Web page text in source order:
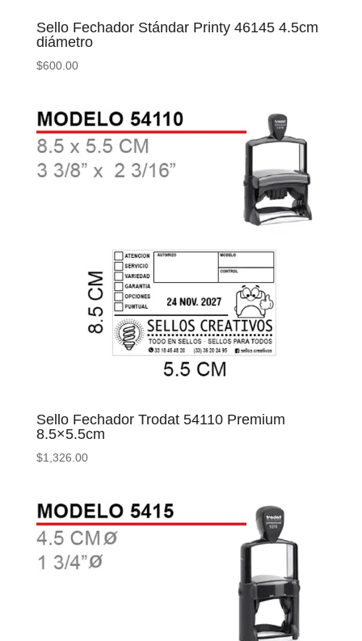
Sello Fechador Stándar Printy 46145 4.5cm
diámetro
$600.00
Sello Fechador Trodat 54110 Premium
8.5×5.5cm
$1,326.00